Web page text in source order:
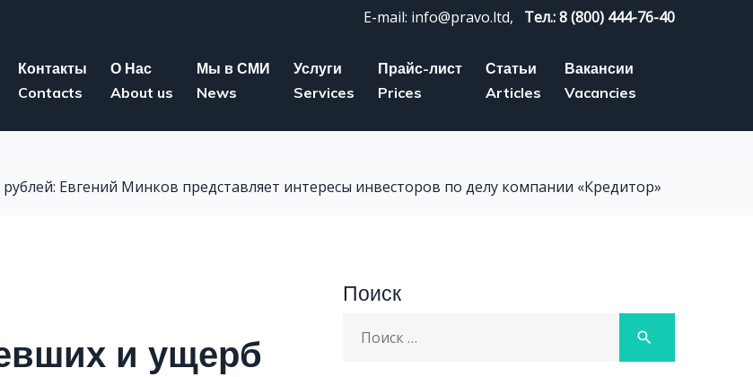
E-mail: info@pravo.ltd, Тел.: 8 (800) 444-76-40
Контакты
Contacts
О Нас
About us
Мы в СМИ
News
Услуги
Services
Прайс-лист
Prices
Статьи
Articles
Вакансии
Vacancies
Евгений Минков представляет интересы инвесторов по делу компании «Кредитор»
и ущерб
Поиск
search